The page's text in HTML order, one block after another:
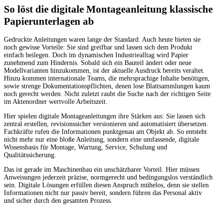
So löst die digitale Montageanleitung klassische
Papierunterlagen ab
Gedruckte Anleitungen waren lange der Standard. Auch heute bieten sie
noch gewisse Vorteile: Sie sind greifbar und lassen sich dem Produkt
einfach beilegen. Doch im dynamischen Industriealltag wird Papier
zunehmend zum Hindernis. Sobald sich ein Bauteil ändert oder neue
Modellvarianten hinzukommen, ist der aktuelle Ausdruck bereits veraltet.
Hinzu kommen internationale Teams, die mehrsprachige Inhalte benötigen,
sowie strenge Dokumentationspflichten, denen lose Blattsammlungen kaum
noch gerecht werden. Nicht zuletzt raubt die Suche nach der richtigen Seite
im Aktenordner wertvolle Arbeitszeit.
Hier spielen digitale Montageanleitungen ihre Stärken aus: Sie lassen sich
zentral erstellen, revisionssicher versionieren und automatisiert übersetzen.
Fachkräfte rufen die Informationen punktgenau am Objekt ab. So entsteht
nicht mehr nur eine bloße Anleitung, sondern eine umfassende, digitale
Wissensbasis für Montage, Wartung, Service, Schulung und
Qualitätssicherung.
Das ist gerade im Maschinenbau ein unschätzbarer Vorteil. Hier müssen
Anweisungen jederzeit präzise, normgerecht und bedingungslos verständlich
sein. Digitale Lösungen erfüllen diesen Anspruch mühelos, denn sie stellen
Informationen nicht nur passiv bereit, sondern führen das Personal aktiv
und sicher durch den gesamten Prozess.